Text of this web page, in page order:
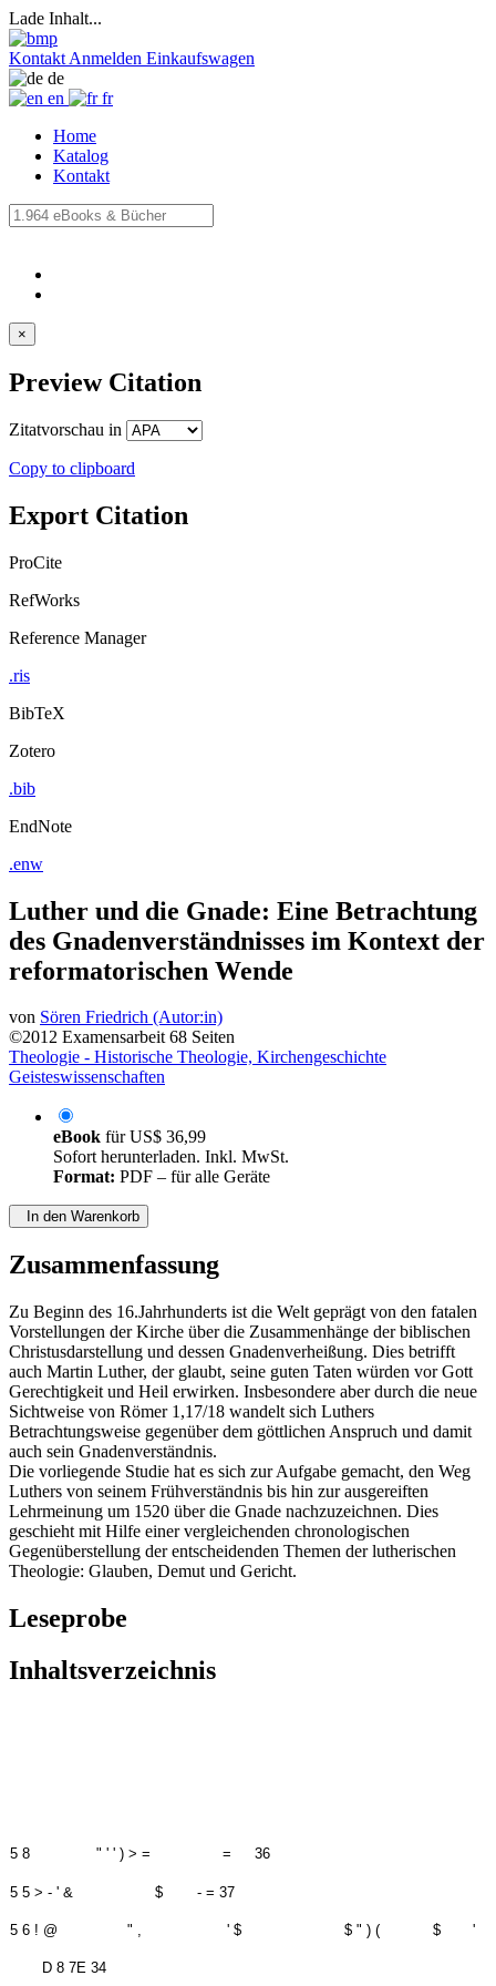
Lade Inhalt...
Kontakt Anmelden Einkaufswagen
de
en
fr
Home
Katalog
Kontakt
×
Preview Citation
Zitatvorschau in
Copy to clipboard
Export Citation
ProCite
RefWorks
Reference Manager
.ris
BibTeX
Zotero
.bib
EndNote
.enw
Luther und die Gnade: Eine Betrachtung
des Gnadenverständnisses im Kontext der
reformatorischen Wende
von Sören Friedrich (Autor:in)
©2012 Examensarbeit 68 Seiten
Theologie - Historische Theologie, Kirchengeschichte
Geisteswissenschaften
eBook fürUS$ 36,99
Sofort herunterladen. Inkl. MwSt.
Format: PDF – für alle Geräte
In den Warenkorb
Zusammenfassung
Zu Beginn des 16.Jahrhunderts ist die Welt geprägt von den fatalen
Vorstellungen der Kirche über die Zusammenhänge der biblischen
Christusdarstellung und dessen Gnadenverheißung. Dies betrifft
auch Martin Luther, der glaubt, seine guten Taten würden vor Gott
Gerechtigkeit und Heil erwirken. Insbesondere aber durch die neue
Sichtweise von Römer 1,17/18 wandelt sich Luthers
Betrachtungsweise gegenüber dem göttlichen Anspruch und damit
auch sein Gnadenverständnis.
Die vorliegende Studie hat es sich zur Aufgabe gemacht, den Weg
Luthers von seinem Frühverständnis bis hin zur ausgereiften
Lehrmeinung um 1520 über die Gnade nachzuzeichnen. Dies
geschieht mit Hilfe einer vergleichenden chronologischen
Gegenüberstellung der entscheidenden Themen der lutherischen
Theologie: Glauben, Demut und Gericht.
Leseprobe
Inhaltsverzeichnis
5 8 " ' ' ) > = = 36
5 5 > - ' & $ - = 37
5 6 ! @ " , ' $ $ " ) ( $ '
D 8 7E 34